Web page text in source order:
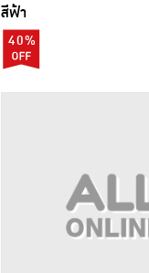
สีฟ้า
40%